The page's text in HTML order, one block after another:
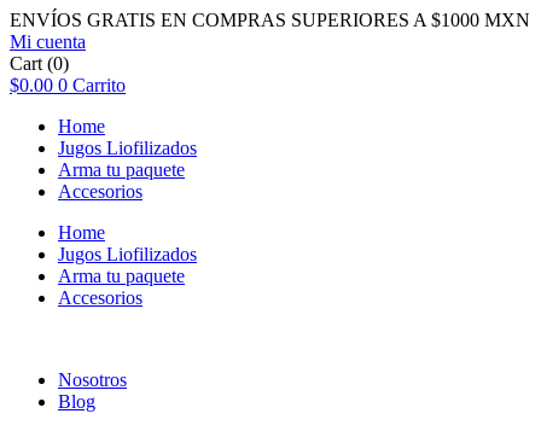
ENVÍOS GRATIS EN COMPRAS SUPERIORES A $1000 MXN
Mi cuenta
Cart (0)
$0.00 0 Carrito
Home
Jugos Liofilizados
Arma tu paquete
Accesorios
Home
Jugos Liofilizados
Arma tu paquete
Accesorios
Nosotros
Blog